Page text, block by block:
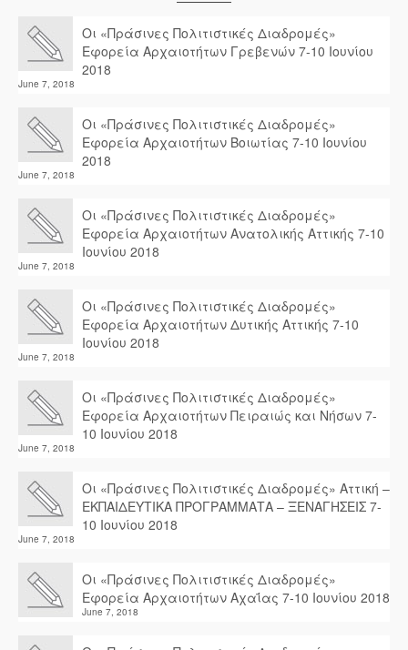
Οι «Πράσινες Πολιτιστικές Διαδρομές»
Εφορεία Αρχαιοτήτων Γρεβενών 7-10 Ιουνίου
2018
June 7, 2018
Οι «Πράσινες Πολιτιστικές Διαδρομές»
Εφορεία Αρχαιοτήτων Βοιωτίας 7-10 Ιουνίου
2018
June 7, 2018
Οι «Πράσινες Πολιτιστικές Διαδρομές»
Εφορεία Αρχαιοτήτων Ανατολικής Αττικής 7-10
Ιουνίου 2018
June 7, 2018
Οι «Πράσινες Πολιτιστικές Διαδρομές»
Εφορεία Αρχαιοτήτων Δυτικής Αττικής 7-10
Ιουνίου 2018
June 7, 2018
Οι «Πράσινες Πολιτιστικές Διαδρομές»
Εφορεία Αρχαιοτήτων Πειραιώς και Νήσων 7-
10 Ιουνίου 2018
June 7, 2018
Οι «Πράσινες Πολιτιστικές Διαδρομές» Αττική –
ΕΚΠΑΙΔΕΥΤΙΚΑ ΠΡΟΓΡΑΜΜΑΤΑ – ΞΕΝΑΓΗΣΕΙΣ 7-
10 Ιουνίου 2018
June 7, 2018
Οι «Πράσινες Πολιτιστικές Διαδρομές»
Εφορεία Αρχαιοτήτων Αχαΐας 7-10 Ιουνίου 2018
June 7, 2018